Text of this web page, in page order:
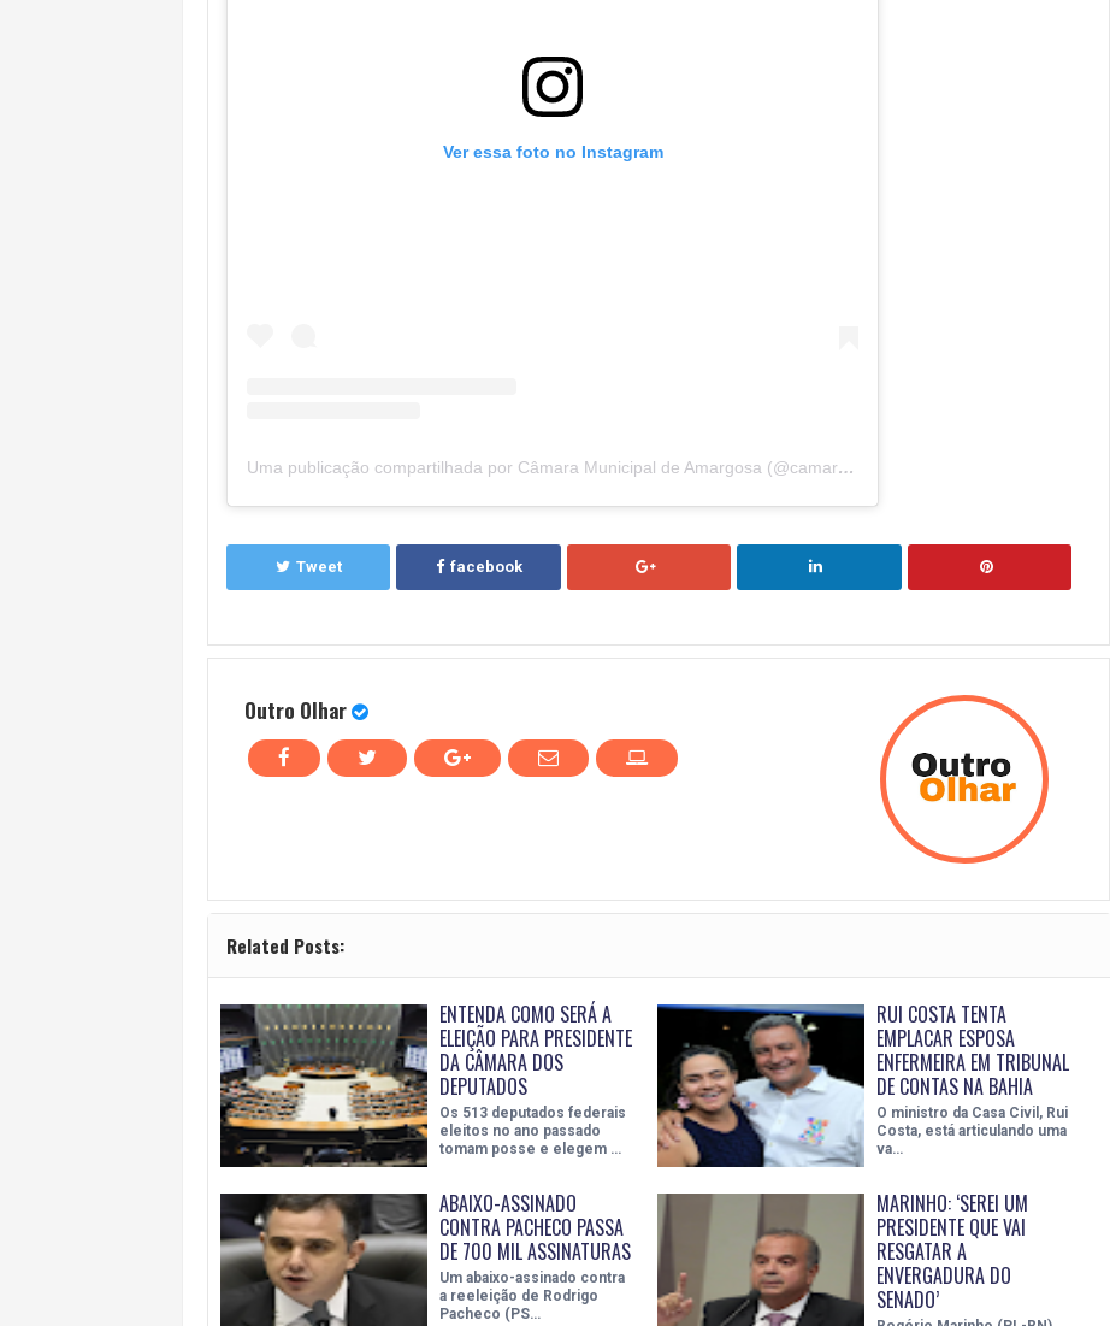
Ver essa foto no Instagram
Uma publicação compartilhada por Câmara Municipal de Amargosa (@camaramunicipaldeamargosa)
Tweet facebook
Outro Olhar
Related Posts:
ENTENDA COMO SERÁ A
ELEIÇÃO PARA PRESIDENTE
DA CÂMARA DOS
DEPUTADOS
Os 513 deputados federais
eleitos no ano passado
tomam posse e elegem …
RUI COSTA TENTA
EMPLACAR ESPOSA
ENFERMEIRA EM TRIBUNAL
DE CONTAS NA BAHIA
O ministro da Casa Civil, Rui
Costa, está articulando uma
va…
ABAIXO-ASSINADO
CONTRA PACHECO PASSA
DE 700 MIL ASSINATURAS
Um abaixo-assinado contra
a reeleição de Rodrigo
Pacheco (PS…
MARINHO: ‘SEREI UM
PRESIDENTE QUE VAI
RESGATAR A
ENVERGADURA DO
SENADO’